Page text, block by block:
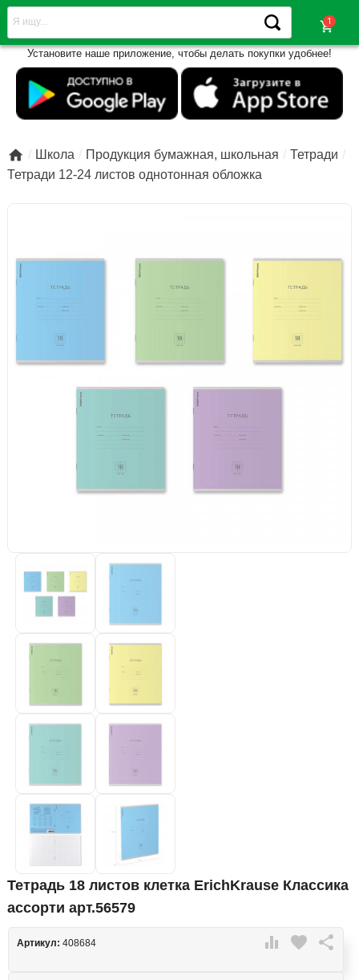
shopping_cart
Установите наше приложение, чтобы делать покупки удобнее!
 Школа Продукция бумажная, школьная
Тетради
Тетради 12-24 листов однотонная обложка
Тетрадь 18 листов клетка ErichKrause Классика
ассорти арт.56579
 favorite 
Артикул: 408684